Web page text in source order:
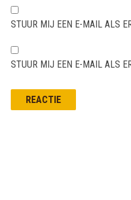
STUUR MIJ EEN E-MAIL ALS
STUUR MIJ EEN E-MAIL ALS